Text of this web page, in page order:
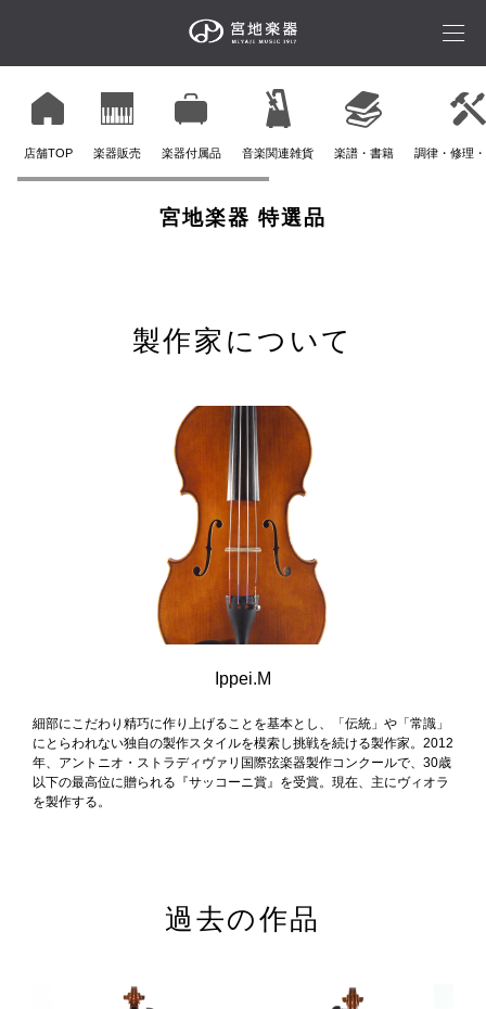
店舗TOP 楽器販売 楽器付属品 音楽関連雑貨 楽譜・書籍 調律・修理
宮地楽器 特選品
製作家について
Ippei.M
細部にこだわり精巧に作り上げることを基本とし、「伝統」や「常識」
にとらわれない独自の製作スタイルを模索し挑戦を続ける製作家。2012
年、アントニオ・ストラディヴァリ国際弦楽器製作コンクールで、30歳
以下の最高位に贈られる『サッコーニ賞』を受賞。現在、主にヴィオラ
を製作する。
過去の作品